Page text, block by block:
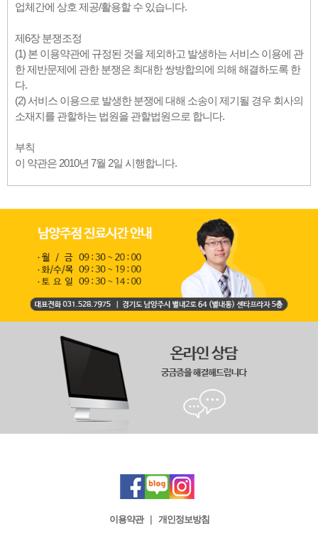
업체간에 상호 제공/활용할 수 있습니다.
제6장 분쟁조정
(1) 본 이용약관에 규정된 것을 제외하고 발생하는 서비스 이용에 관
한 제반문제에 관한 분쟁은 최대한 쌍방합의에 의해 해결하도록 한
다.
(2) 서비스 이용으로 발생한 분쟁에 대해 소송이 제기될 경우 회사의
소재지를 관할하는 법원을 관할법원으로 합니다.
부칙
이 약관은 2010년 7월 2일 시행합니다.
이용약관| 개인정보방침